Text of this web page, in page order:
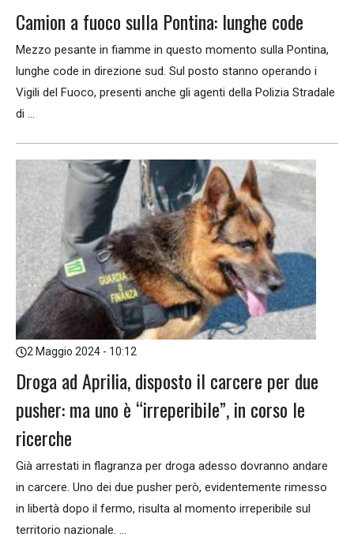
Camion a fuoco sulla Pontina: lunghe code
Mezzo pesante in fiamme in questo momento sulla Pontina,
lunghe code in direzione sud. Sul posto stanno operando i
Vigili del Fuoco, presenti anche gli agenti della Polizia Stradale
di ...
2 Maggio 2024 - 10:12
Droga ad Aprilia, disposto il carcere per due
pusher: ma uno è “irreperibile”, in corso le
ricerche
Già arrestati in flagranza per droga adesso dovranno andare
in carcere. Uno dei due pusher però, evidentemente rimesso
in libertà dopo il fermo, risulta al momento irreperibile sul
territorio nazionale. ...